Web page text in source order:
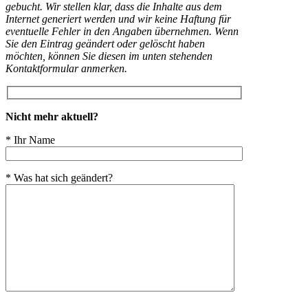
gebucht. Wir stellen klar, dass die Inhalte aus dem
Internet generiert werden und wir keine Haftung für
eventuelle Fehler in den Angaben übernehmen. Wenn
Sie den Eintrag geändert oder gelöscht haben
möchten, können Sie diesen im unten stehenden
Kontaktformular anmerken.
Nicht mehr aktuell?
* Ihr Name
* Was hat sich geändert?